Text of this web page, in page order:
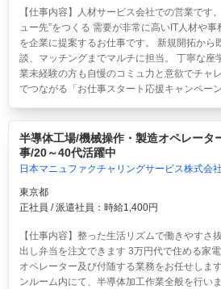
【仕事内容】人材サービス会社での営業です
ュー先”をつくる 需要が非常に高いIT人材や
を企業に提案するお仕事です。 新規開拓から
談、マッチングまでマルチに担当。 丁寧な座
業未経験の方も自慢のコミュ力と意欲でチャ
でつながる「お仕事スタート応援キャンペー
半導体工場/機械操作・製造オペレータ
事/20～40代活躍中
日本マニュファクチャリングサービス株式会社
東京都
正社員 / 派遣社員：時給1,400円
【仕事内容】整った生活リズムで働きやすさ
出し弁当を注文できます 3万円代で住める家
オペレーター及び付随する業務をお任せしま
ンルーム内にて、半導体加工作業全般を行い